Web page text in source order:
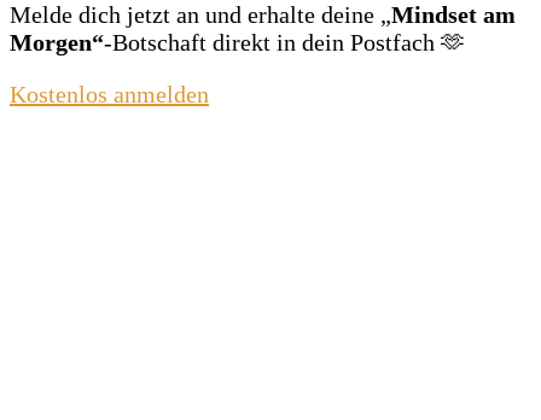
Melde dich jetzt an und erhalte deine „Mindset am
Morgen“‑Botschaft direkt in dein Postfach 🫶
Kostenlos anmelden